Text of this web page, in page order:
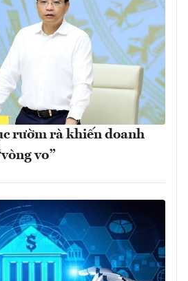
rườm rà khiến doanh
vo”